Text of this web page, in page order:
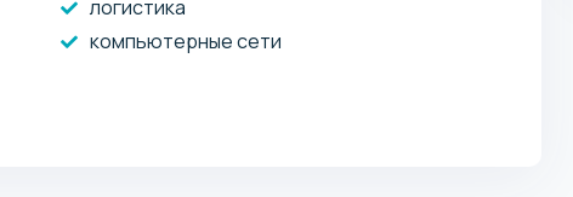
логистика
компьютерные сети